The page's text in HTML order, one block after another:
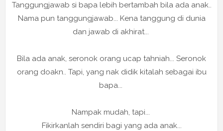
Tanggungjawab si bapa lebih bertambah bila ada anak..
Nama pun tanggungjawab... Kena tanggung di dunia
dan jawab di akhirat...
Bila ada anak, seronok orang ucap tahniah... Seronok
orang doakn.. Tapi, yang nak didik kitalah sebagai ibu
bapa...
Nampak mudah, tapi...
Fikirkanlah sendiri bagi yang ada anak...